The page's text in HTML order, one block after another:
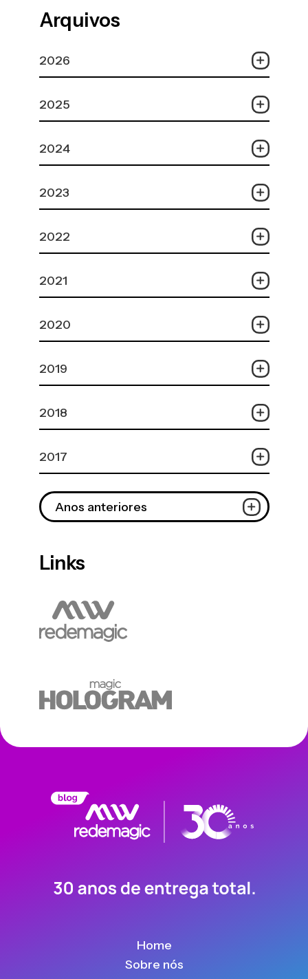
Arquivos
2026
2025
2024
2023
2022
2021
2020
2019
2018
2017
Anos anteriores
Links
Home
Sobre nós